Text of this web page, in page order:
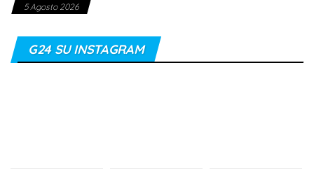
5 Agosto 2026
G24 SU INSTAGRAM